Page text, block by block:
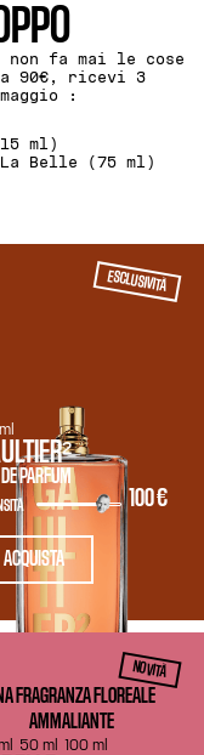
fa mai le cose
90€, ricevi 3
:
ml)
Belle (75 ml)
ESCLUSIVITÀ
PARFUM
100 €
ACQUISTA
NOVITÀ
FRAGRANZA FLOREALE
AMMALIANTE
50 ml 100 ml